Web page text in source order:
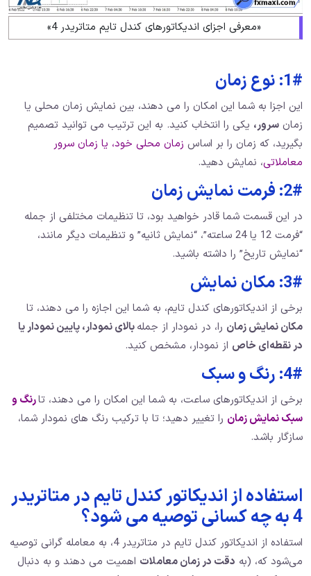
«معرفی اجزای اندیکاتورهای کندل تایم متاتریدر 4»
1#: نوع زمان
این اجزا به شما این امکان را می‌ دهند، بین نمایش زمان محلی یا
زمان سرور، یکی را انتخاب کنید. به این ترتیب می‌ توانید تصمیم
بگیرید، که زمان را بر اساس زمان محلی خود، یا زمان سرور
معاملاتی، نمایش دهید.
2#: فرمت نمایش زمان
در این قسمت شما قادر خواهید بود، تا تنظیمات مختلفی از جمله
“فرمت 12 یا 24 ساعته”، “نمایش ثانیه” و تنظیمات دیگر مانند،
“نمایش تاریخ” را داشته باشید.
3#: مکان نمایش
برخی از اندیکاتورهای کندل تایم، به شما این اجازه را می‌ دهند، تا
مکان نمایش زمان را، در نمودار از جملهبالای نمودار، پایین نمودار یا
در نقطه‌ای خاص از نمودار، مشخص کنید.
4#: رنگ و سبک
برخی از اندیکاتورهای ساعت، به شما این امکان را می‌ دهند، تارنگ و
سبک نمایش زمان را تغییر دهید؛ تا با ترکیب رنگ های نمودار شما،
سازگار باشد.
استفاده از اندیکاتور کندل تایم در متاتریدر
4 به چه کسانی توصیه می شود؟
استفاده از اندیکاتور کندل تایم در متاتریدر 4، به معامله‌ گرانی توصیه
می‌شود که، (به دقت در زمان معاملات اهمیت می‌ دهند و به دنبال